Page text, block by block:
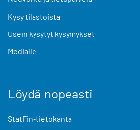
Kysy tilastoista
Usein kysytyt kysymykset
Medialle
Löydä nopeasti
StatFin-tietokanta